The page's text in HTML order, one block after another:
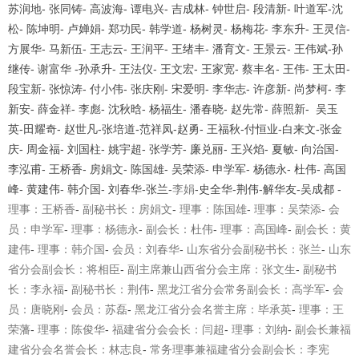
苏润地- 张同铸- 高波海- 谭电兴- 吉成林- 钟世启- 段清新- 叶道军-沈
松- 陈坤明- 卢婵娟- 郑功民- 韩学道- 杨树灵- 杨梅花- 李东升- 王灵信-
方展华- 马新伍- 王志云- 王润平- 王绪丰- 潘育文- 王景云- 王伟斌-孙
继传- 谢富华 -孙承升- 王法仪- 王文宏- 王家宽- 蔡丰名- 王伟- 王太田-
段宝新- 张惊涛- 付小伟- 张庆刚- 宋爱明- 李华志- 许彦新- 尚梦柯- 李
新安- 薛金祥- 李彪- 沈秋晗- 杨福生- 潘春晓- 赵先常- 薛照新- 吴玉
英-田耀奇- 赵世凡-张培道-范祥凤-赵勇- 王福秋-付恒业-白来文-张金
庆- 周金福- 刘国柱- 姚宇超- 张学芳- 廉兑丽- 王兴焰- 夏敏- 向治国-
李泓甫- 王桥香- 房娟文- 陈国雄- 吴荣添- 申学军- 杨德永- 杜伟- 高国
峰- 黄建伟- 韩介国- 刘春华-张兰-李娟-史全华-荆伟-解华友-吴成都 -
理事：王桥香- 副秘书长：房娟文- 理事：陈国雄- 理事：吴荣添- 会
员：申学军- 理事：杨德永- 副会长：杜伟- 理事：高国峰- 副会长：黄
建伟- 理事：韩介国- 会员：刘春华- 山东省分会副秘书长：张兰- 山东
省分会副会长：将相臣- 副主席兼山西省分会主席：张文生- 副秘书
长：李永福- 副秘书长：荆伟- 黑龙江省分会常务副会长：高学军- 会
员：唐晓刚- 会员 ：苏磊- 黑龙江省分会名誉主席：毕承英- 理事：王
荣藩- 理事：陈俊华- 福建省分会会长：闫超- 理事：刘纳- 副会长兼福
建省分会名誉会长：林志良- 常务理事兼福建省分会副会长：李宪